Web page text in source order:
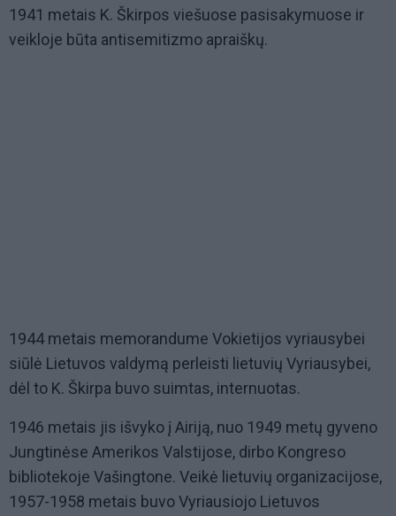
1941 metais K. Škirpos viešuose pasisakymuose ir
veikloje būta antisemitizmo apraiškų.
1944 metais memorandume Vokietijos vyriausybei
siūlė Lietuvos valdymą perleisti lietuvių Vyriausybei,
dėl to K. Škirpa buvo suimtas, internuotas.
1946 metais jis išvyko į Airiją, nuo 1949 metų gyveno
Jungtinėse Amerikos Valstijose, dirbo Kongreso
bibliotekoje Vašingtone. Veikė lietuvių organizacijose,
1957-1958 metais buvo Vyriausiojo Lietuvos